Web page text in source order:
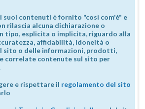
suoi contenuti è fornito "così com'è" e
rilascia alcuna dichiarazione o
tipo, esplicita o implicita, riguardo alla
affidabilità, idoneità o
sito o delle informazioni, prodotti,
correlate contenute sul sito per
e rispettare il regolamento del sito